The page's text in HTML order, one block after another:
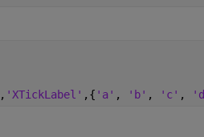
'XTickLabel' ,{ 'a' , 'b' , 'c' ,